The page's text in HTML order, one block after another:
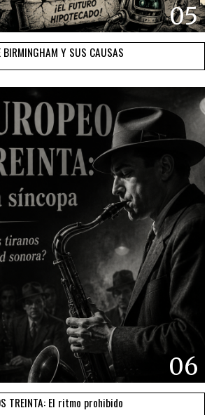
05
BIRMINGHAM Y SUS CAUSAS
06
TREINTA: El ritmo prohibido